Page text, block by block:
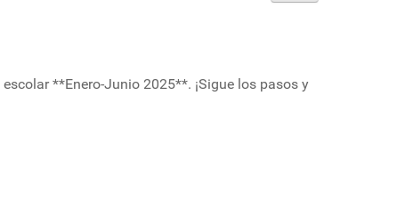
**Enero-Junio 2025**. ¡Sigue los pasos y